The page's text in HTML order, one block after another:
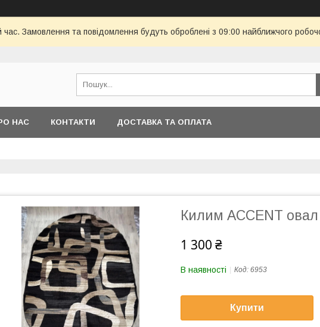
час. Замовлення та повідомлення будуть оброблені з 09:00 найближчого
НАС КОНТАКТИ ДОСТАВКА ТА ОПЛАТА
Килим ACCENT
1 300 ₴
В наявності Код: 6953
Купити